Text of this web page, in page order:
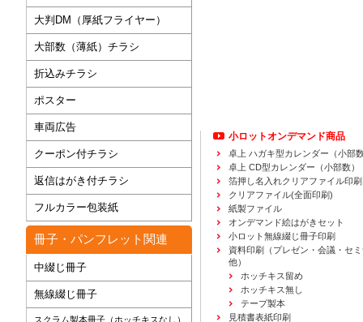
大判DM（厚紙フライヤー）
大部数（薄紙）チラシ
折込みチラシ
ポスター
車両広告
クーポン付チラシ
返信はがき付チラシ
フルカラー包装紙
冊子・パンフレット関連
中綴じ冊子
無線綴じ冊子
スクラム製本冊子（ホッチキスなし）
小ロットオンデマンド商品
卓上 ハガキ型カレンダー（小部
卓上 CD型カレンダー（小部数）
箔押し名入れクリアファイル印刷
クリアファイル(全面印刷)
紙製ファイル
オンデマンド絵はがきセット
小ロット無線綴じ冊子印刷
資料印刷
（プレゼン・会議・セ
他）
ホッチキス留め
ホッチキス無し
テープ製本
見積書表紙印刷